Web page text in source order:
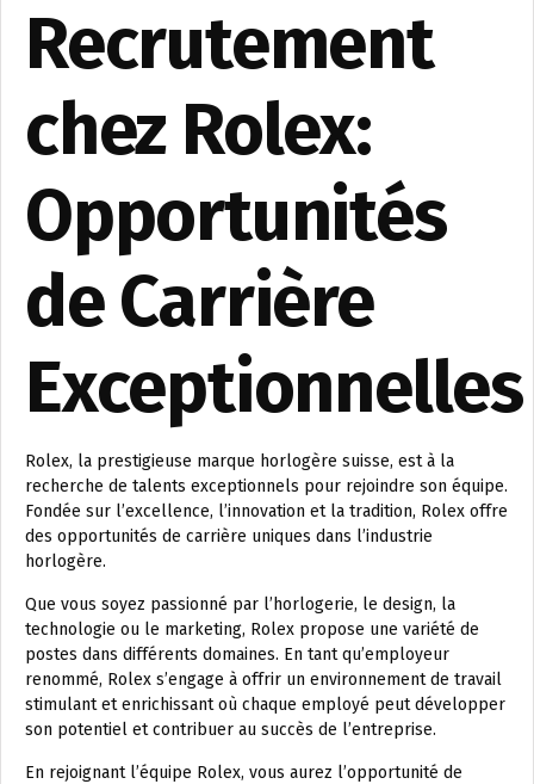
Recrutement
chez Rolex:
Opportunités
de Carrière
Exceptionnelles
Rolex, la prestigieuse marque horlogère suisse, est à la
recherche de talents exceptionnels pour rejoindre son équipe.
Fondée sur l’excellence, l’innovation et la tradition, Rolex offre
des opportunités de carrière uniques dans l’industrie
horlogère.
Que vous soyez passionné par l’horlogerie, le design, la
technologie ou le marketing, Rolex propose une variété de
postes dans différents domaines. En tant qu’employeur
renommé, Rolex s’engage à offrir un environnement de travail
stimulant et enrichissant où chaque employé peut développer
son potentiel et contribuer au succès de l’entreprise.
En rejoignant l’équipe Rolex, vous aurez l’opportunité de